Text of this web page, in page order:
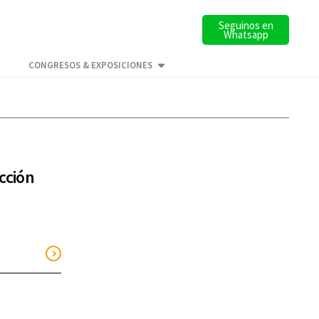
Seguinos en
Whatsapp
CONGRESOS & EXPOSICIONES